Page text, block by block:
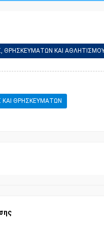
ΘΡΗΣΚΕΥΜΑΤΩΝ ΚΑΙ
ΚΑΙ ΘΡΗΣΚΕΥΜΑΤΩΝ